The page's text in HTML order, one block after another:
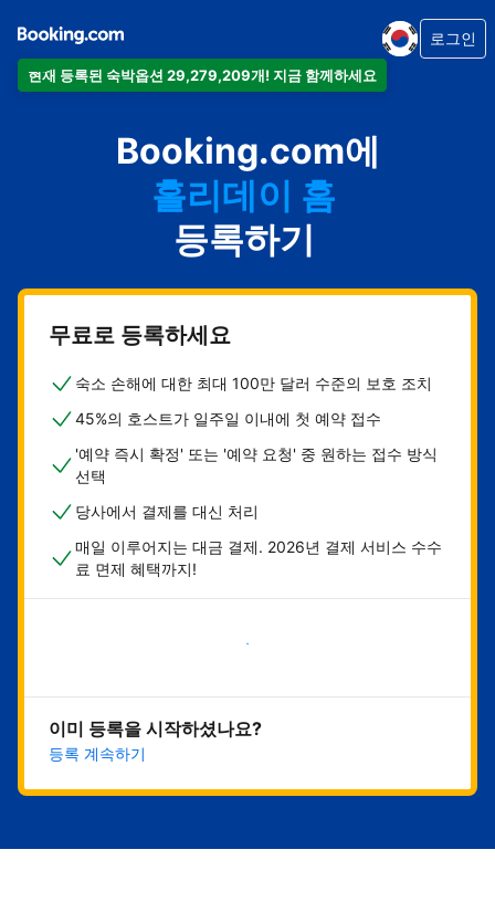
현재 등록된 숙박옵션 29,279,209개! 지금 함께하세요
로그인
Booking.com에
아파트
호텔
홀리데이 홈
게스트하우스
비앤비
등록하기
무료로 등록하세요
숙소 손해에 대한 최대 100만 달러 수준의 보호 조치
45%의 호스트가 일주일 이내에 첫 예약 접수
'예약 즉시 확정' 또는 '예약 요청' 중 원하는 접수 방식
선택
당사에서 결제를 대신 처리
매일 이루어지는 대금 결제. 2026년 결제 서비스 수수
료 면제 혜택까지!
지금 시작하기
이미 등록을 시작하셨나요?
등록 계속하기